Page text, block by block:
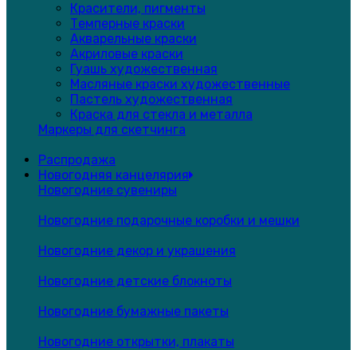
Красители, пигменты
Темперные краски
Акварельные краски
Акриловые краски
Гуашь художественная
Масляные краски художественные
Пастель художественная
Краска для стекла и металла
Маркеры для скетчинга
Распродажа
Новогодняя канцелярия
Новогодние сувениры
Новогодние подарочные коробки и мешки
Новогодние декор и украшения
Новогодние детские блокноты
Новогодние бумажные пакеты
Новогодние открытки, плакаты